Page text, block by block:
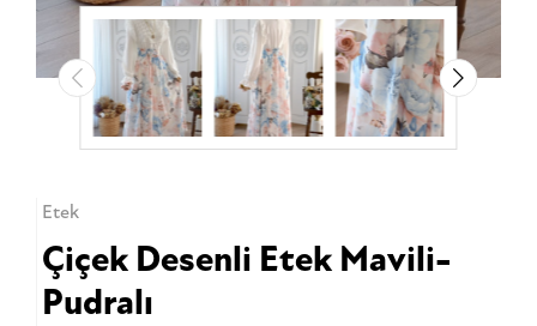
Etek
Çiçek Desenli Etek Mavili-
Pudralı